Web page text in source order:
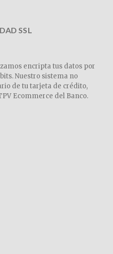
SSL
encripta tus datos por
Nuestro sistema no
de tu tarjeta de crédito,
Ecommerce del Banco.